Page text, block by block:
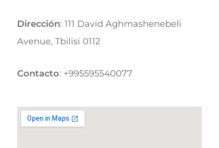
Dirección: 111 David Aghmashenebeli
Avenue, Tbilisi 0112
Contacto: +995595540077